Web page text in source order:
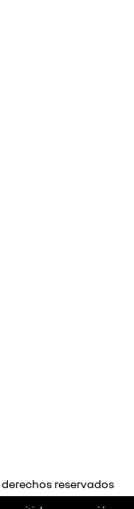
reservados
S.L.